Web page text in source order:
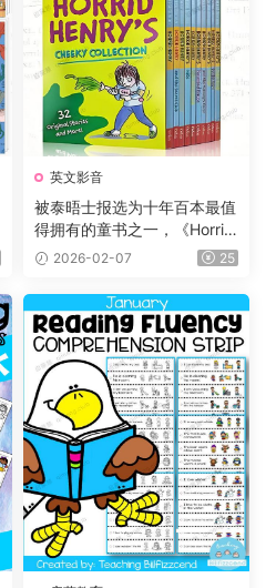
英文影音
被泰晤士报选为十年百本最值
得拥有的童书之一，《Horrid
Henry 》淘气包亨利系列，P
集、电影、练习等
2026-02-07 25